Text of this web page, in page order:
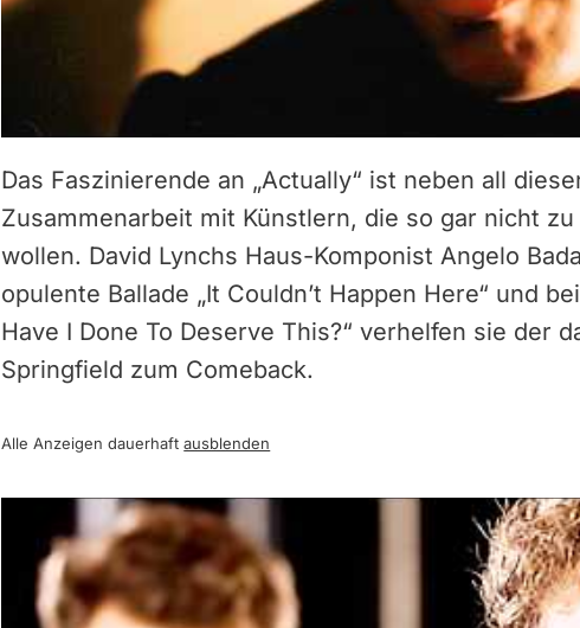
Das Faszinierende an „Actually“ ist neben all
Zusammenarbeit mit Künstlern, die so gar nicht
wollen. David Lynchs Haus-Komponist Angelo
opulente Ballade „It Couldn’t Happen Here“ und
Have I Done To Deserve This?“ verhelfen sie der
Springfield zum Comeback.
Alle Anzeigen dauerhaftausblenden